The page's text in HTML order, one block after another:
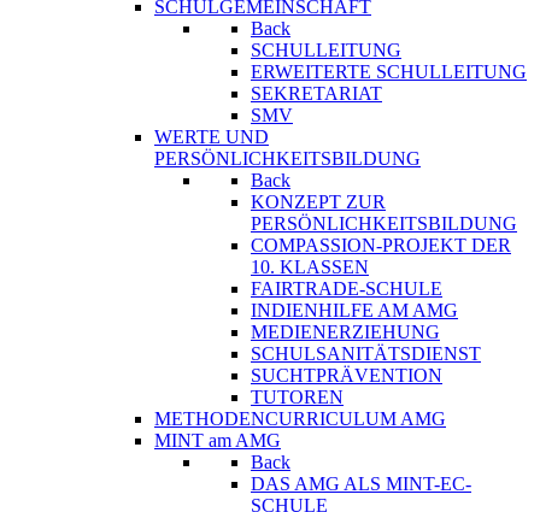
SCHULGEMEINSCHAFT
Back
SCHULLEITUNG
ERWEITERTE SCHULLEITUNG
SEKRETARIAT
SMV
WERTE UND
PERSÖNLICHKEITSBILDUNG
Back
KONZEPT ZUR
PERSÖNLICHKEITSBILDUNG
COMPASSION-PROJEKT DER
10. KLASSEN
FAIRTRADE-SCHULE
INDIENHILFE AM AMG
MEDIENERZIEHUNG
SCHULSANITÄTSDIENST
SUCHTPRÄVENTION
TUTOREN
METHODENCURRICULUM AMG
MINT am AMG
Back
DAS AMG ALS MINT-EC-
SCHULE